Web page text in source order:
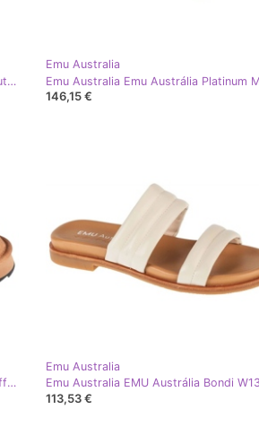
Emu Australia Emu austrália platinum Outback SCUFF WP11874-CHES Shoes marrom
Emu Australia
146,15 €
Emu Australia Emu austrália Sharky Scuff W13179-CHES Shoes marrom
Emu Australia
113,53 €